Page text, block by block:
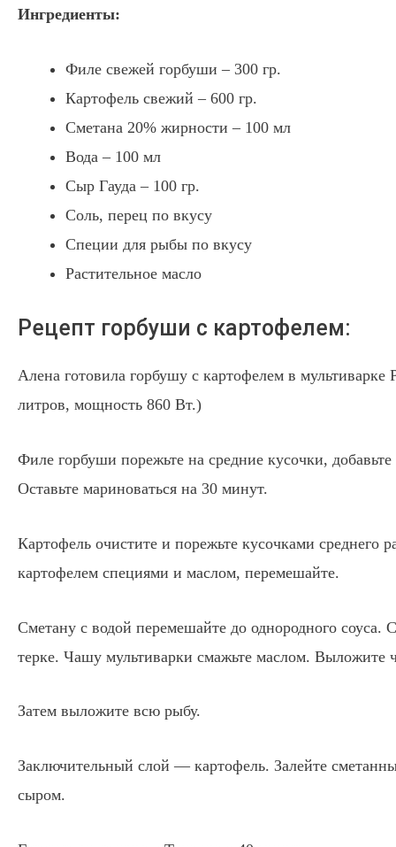
Ингредиенты:
Филе свежей горбуши – 300 гр.
Картофель свежий – 600 гр.
Сметана 20% жирности – 100 мл
Вода – 100 мл
Сыр Гауда – 100 гр.
Соль, перец по вкусу
Специи для рыбы по вкусу
Растительное масло
Рецепт горбуши с картофелем:
Алена готовила горбушу с картофелем в
литров, мощность 860 Вт.)
Филе горбуши порежьте на средние кусочки,
Оставьте мариноваться на 30 минут.
Картофель очистите и порежьте кусочками среднего
картофелем специями и маслом, перемешайте.
Сметану с водой перемешайте до однородного соуса.
терке. Чашу мультиварки смажьте маслом. Выложите
Затем выложите всю рыбу.
Заключительный слой — картофель. Залейте
сыром.